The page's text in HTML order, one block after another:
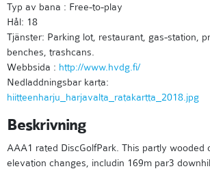
Typ av bana : Free-to-play
Hål: 18
Tjänster: Parking lot, restaurant, gas-station,
benches, trashcans.
Webbsida : http://www.hvdg.fi/
Nedladdningsbar karta:
hiitteenharju_harjavalta_ratakartta_2018.jpg
Beskrivning
AAA1 rated DiscGolfPark. This partly wooded
elevation changes, includin 169m par3